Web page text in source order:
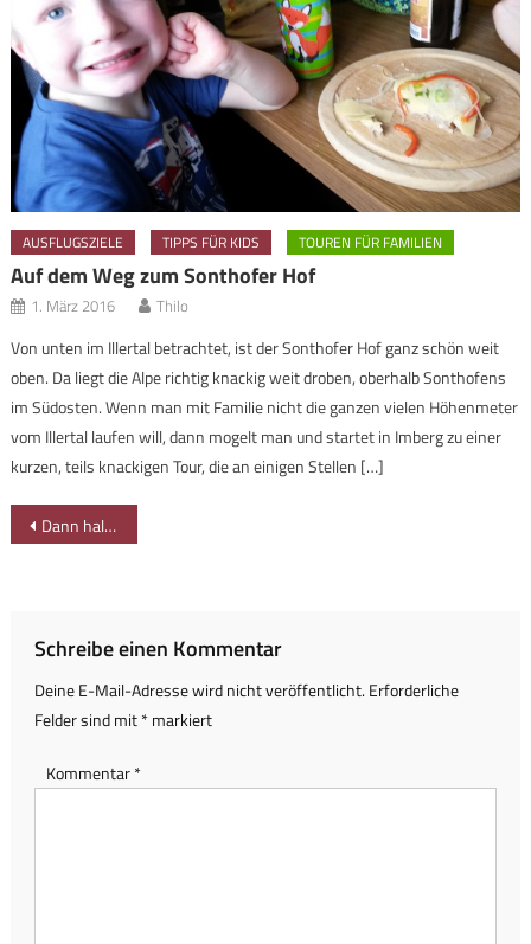
AUSFLUGSZIELE TIPPS FÜR KIDS TOUREN FÜR FAMILIEN
Auf dem Weg zum Sonthofer Hof
1. März 2016 Thilo
Von unten im Illertal betrachtet, ist der Sonthofer Hof ganz schön weit
oben. Da liegt die Alpe richtig knackig weit droben, oberhalb Sonthofens
im Südosten. Wenn man mit Familie nicht die ganzen vielen Höhenmeter
vom Illertal laufen will, dann mogelt man und startet in Imberg zu einer
kurzen, teils knackigen Tour, die an einigen Stellen […]
Beitragsnavigation
Dann halt mal klettern-mit-familie.de
Schreibe einen Kommentar
Deine E-Mail-Adresse wird nicht veröffentlicht. Erforderliche
Felder sind mit*markiert
Kommentar*